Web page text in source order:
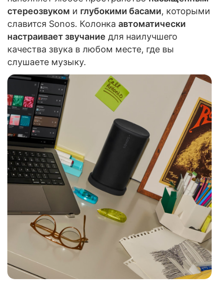
стереозвуком и глубокими басами, которыми
славится Sonos. Колонка автоматически
настраивает звучание для наилучшего
качества звука в любом месте, где вы
слушаете музыку.